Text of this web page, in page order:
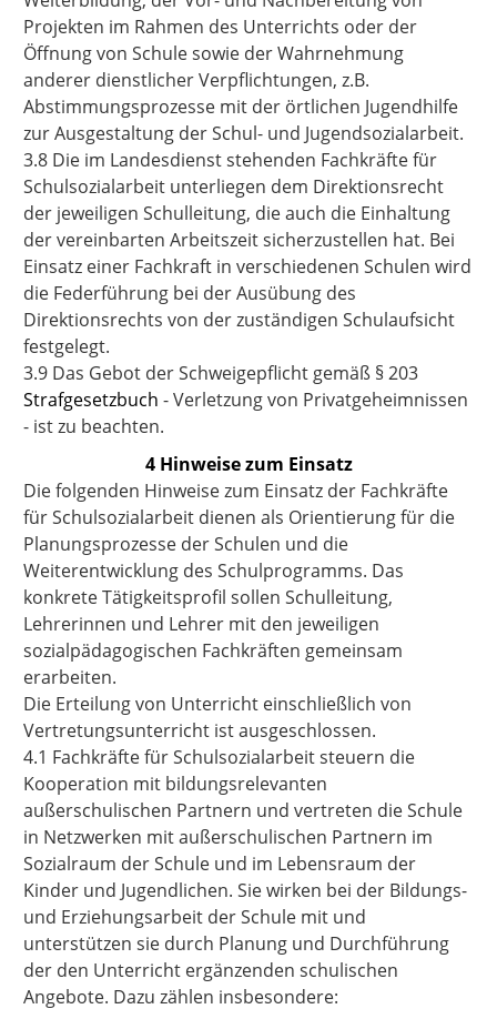
Projekten im Rahmen des Unterrichts oder der
Öffnung von Schule sowie der Wahrnehmung
anderer dienstlicher Verpflichtungen, z.B.
Abstimmungsprozesse mit der örtlichen Jugendhilfe
zur Ausgestaltung der Schul- und Jugendsozialarbeit.
3.8 Die im Landesdienst stehenden Fachkräfte für
Schulsozialarbeit unterliegen dem Direktionsrecht
der jeweiligen Schulleitung, die auch die Einhaltung
der vereinbarten Arbeitszeit sicherzustellen hat. Bei
Einsatz einer Fachkraft in verschiedenen Schulen wird
die Federführung bei der Ausübung des
Direktionsrechts von der zuständigen Schulaufsicht
festgelegt.
3.9 Das Gebot der Schweigepflicht gemäß § 203
Strafgesetzbuch - Verletzung von Privatgeheimnissen
- ist zu beachten.
4 Hinweise zum Einsatz
Die folgenden Hinweise zum Einsatz der Fachkräfte
für Schulsozialarbeit dienen als Orientierung für die
Planungsprozesse der Schulen und die
Weiterentwicklung des Schulprogramms. Das
konkrete Tätigkeitsprofil sollen Schulleitung,
Lehrerinnen und Lehrer mit den jeweiligen
sozialpädagogischen Fachkräften gemeinsam
erarbeiten.
Die Erteilung von Unterricht einschließlich von
Vertretungsunterricht ist ausgeschlossen.
4.1 Fachkräfte für Schulsozialarbeit steuern die
Kooperation mit bildungsrelevanten
außerschulischen Partnern und vertreten die Schule
in Netzwerken mit außerschulischen Partnern im
Sozialraum der Schule und im Lebensraum der
Kinder und Jugendlichen. Sie wirken bei der Bildungs-
und Erziehungsarbeit der Schule mit und
unterstützen sie durch Planung und Durchführung
der den Unterricht ergänzenden schulischen
Angebote. Dazu zählen insbesondere: